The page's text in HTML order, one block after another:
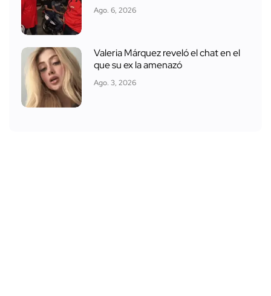
Ago. 6, 2026
Valeria Márquez reveló el chat en el
que su ex la amenazó
Ago. 3, 2026